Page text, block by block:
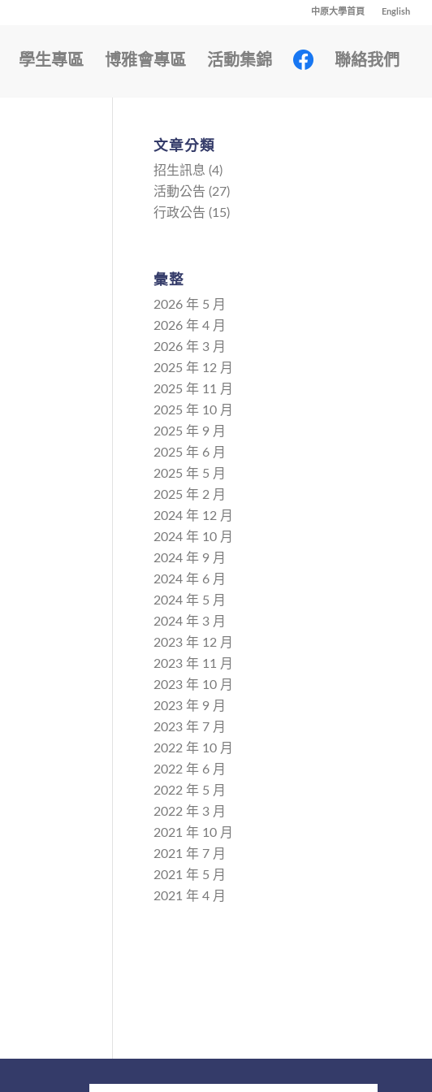
中原大學首頁 English
學生專區 博雅會專區 活動集錦 聯絡我們
文章分類
招生訊息 (4)
活動公告 (27)
行政公告 (15)
彙整
2026 年 5 月
2026 年 4 月
2026 年 3 月
2025 年 12 月
2025 年 11 月
2025 年 10 月
2025 年 9 月
2025 年 6 月
2025 年 5 月
2025 年 2 月
2024 年 12 月
2024 年 10 月
2024 年 9 月
2024 年 6 月
2024 年 5 月
2024 年 3 月
2023 年 12 月
2023 年 11 月
2023 年 10 月
2023 年 9 月
2023 年 7 月
2022 年 10 月
2022 年 6 月
2022 年 5 月
2022 年 3 月
2021 年 10 月
2021 年 7 月
2021 年 5 月
2021 年 4 月